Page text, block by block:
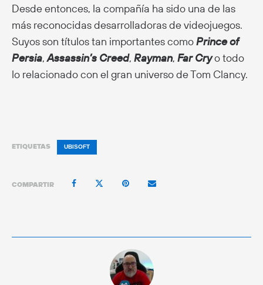
Desde entonces, la compañía ha sido una de las
más reconocidas desarrolladoras de videojuegos.
Suyos son títulos tan importantes comoPrince of
Persia,Assassin’s Creed, Rayman, Far Cryo todo
lo relacionado con el gran universo de Tom Clancy.
ETIQUETAS UBISOFT
COMPARTIR